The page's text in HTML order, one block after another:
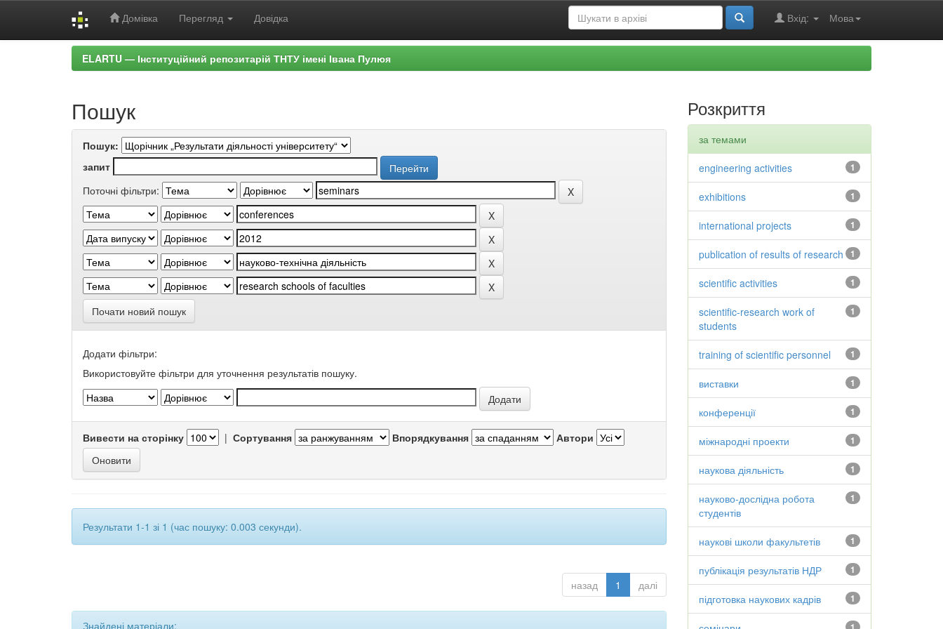
Домівка Перегляд Довідка Мова
Вхід:
ELARTU — Інституційний репозитарій ТНТУ імені Івана Пулюя
Пошук
Пошук:
запит
Поточні фільтри:
Почати новий пошук
Додати фільтри:
Використовуйте фільтри для уточнення результатів пошуку.
Вивести на сторінку | Сортування Впорядкування Автори
Результати 1-1 зі 1 (час пошуку: 0.003 секунди).
назад 1 далі
Знайдені матеріали:
Розкриття
за темами
1
engineering activities
1
exhibitions
1
international projects
1
publication of results of research
1
scientific activities
1
scientific-research work of
students
1
training of scientific personnel
1
виставки
1
конференції
1
міжнародні проекти
1
наукова діяльність
1
науково-дослідна робота
студентів
1
наукові школи факультетів
1
публікація результатів НДР
1
підготовка наукових кадрів